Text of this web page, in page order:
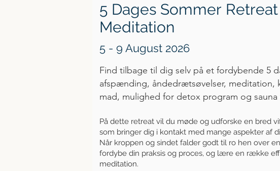
5 Dages Sommer Retreat
Meditation
5 - 9 August 2026
Find tilbage til dig selv på et fordybende 5
afspænding, åndedrætsøvelser, meditation,
mad, mulighed for detox program og sauna
På dette retreat vil du møde og udforske en bred
som bringer dig i kontakt med mange aspekter af
Når kroppen og sindet falder godt til ro hen over
fordybe din praksis og proces, og lære en række
meditation.